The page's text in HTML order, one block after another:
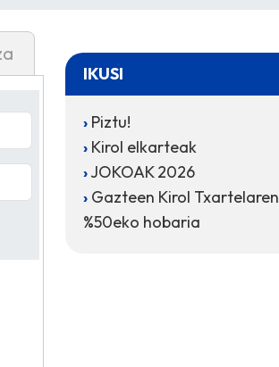
IKUSI
Piztu!
Kirol elkarteak
JOKOAK 2026
Gazteen Kirol Txartelaren
%50eko hobaria